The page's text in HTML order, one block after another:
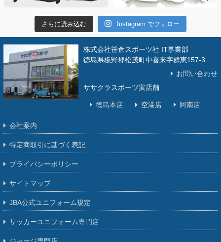
さらに読み込む Instagram でフォロー
株式会社笹倉スポーツ社 IT事業部
徳島県板野郡松茂町中喜来字群恵157-3
お問い合わせ
ササクラスポーツ実店舗
徳島本店 空港店 阿南店
会社案内
特定商取引に基づく表記
プライバシーポリシー
サイトマップ
JBA公式ユニフォーム規定
サッカーユニフォーム専門店